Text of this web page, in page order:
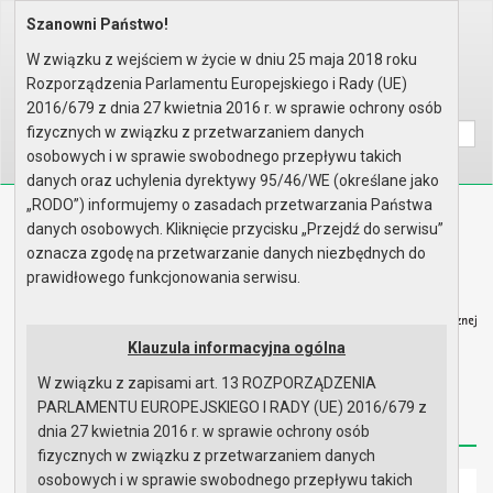
Home Organy Rada Miejska
Rok 2022 - posiedzenia
Posiedzenie z 18 lutego 2022 r..
Wyszukaj na stronie:
AAA
Biuletyn Informacji Publicznej
Urząd Miasta i Gminy w Gryfinie
Strona główna Mapa serwisu Aktualności
Redakcja Instrukcja korzystania Dostępność
Strona główna
Szanowni Państwo!
W związku z wejściem w życie w dniu 25 maja 2018 roku
Rozporządzenia Parlamentu Europejskiego i Rady (UE)
2016/679 z dnia 27 kwietnia 2016 r. w sprawie ochrony osób
fizycznych w związku z przetwarzaniem danych
osobowych i w sprawie swobodnego przepływu takich
danych oraz uchylenia dyrektywy 95/46/WE (określane jako
„RODO”) informujemy o zasadach przetwarzania Państwa
danych osobowych. Kliknięcie przycisku „Przejdź do serwisu”
oznacza zgodę na przetwarzanie danych niezbędnych do
prawidłowego funkcjonowania serwisu.
Klauzula informacyjna ogólna
W związku z zapisami art. 13 ROZPORZĄDZENIA
PARLAMENTU EUROPEJSKIEGO I RADY (UE) 2016/679 z
dnia 27 kwietnia 2016 r. w sprawie ochrony osób
fizycznych w związku z przetwarzaniem danych
osobowych i w sprawie swobodnego przepływu takich